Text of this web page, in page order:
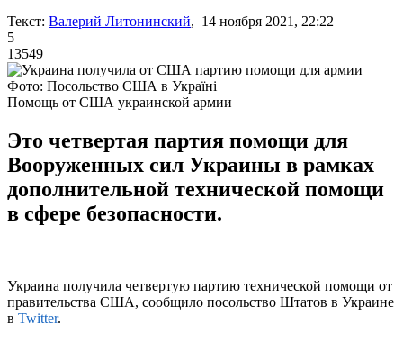
Текст: Валерий Литонинский, 14 ноября 2021, 22:22
5
13549
Фото: Посольство США в Україні
Помощь от США украинской армии
Это четвертая партия помощи для
Вооруженных сил Украины в рамках
дополнительной технической помощи
в сфере безопасности.
Украина получила четвертую партию технической помощи от
правительства США, сообщило посольство Штатов в Украине
в Twitter.